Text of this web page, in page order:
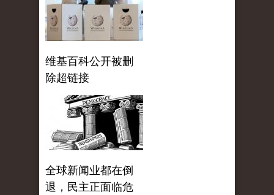
维基百科公开被删
除超链接
全球新闻业都在倒
退，民主正面临危